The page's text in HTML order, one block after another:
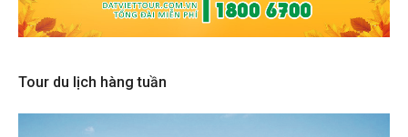
Tour du lịch hàng tuần